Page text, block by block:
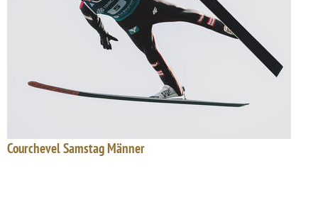
Courchevel Samstag Männer